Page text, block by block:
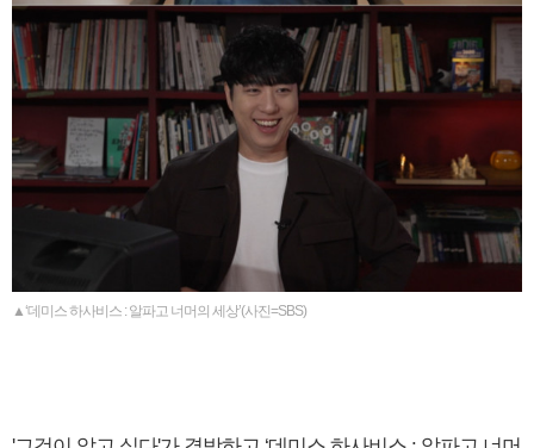
▲‘데미스 하사비스 : 알파고 너머의 세상’(사진=SBS)